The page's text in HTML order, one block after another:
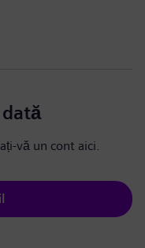
vă un cont aici.